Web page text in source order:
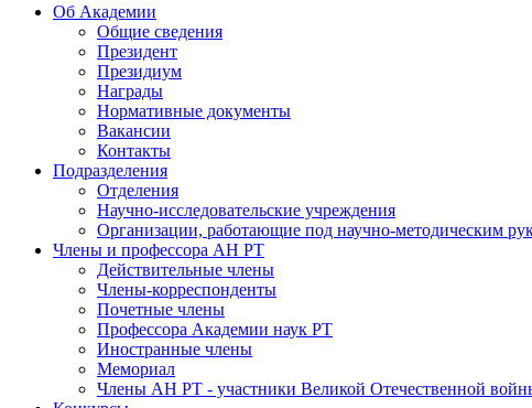
Об Академии
Общие сведения
Президент
Президиум
Награды
Нормативные документы
Вакансии
Контакты
Подразделения
Отделения
Научно-исследовательские учреждения
Организации, работающие под научно-методическим
Члены и профессора АН РТ
Действительные члены
Члены-корреспонденты
Почетные члены
Профессора Академии наук РТ
Иностранные члены
Мемориал
Члены АН РТ - участники Великой Отечественной